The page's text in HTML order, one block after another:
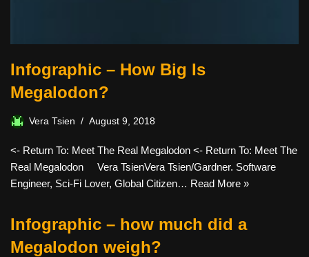
Infographic – How Big Is
Megalodon?
Vera Tsien August 9, 2018
<- Return To: Meet The Real Megalodon <- Return To: Meet The
Real Megalodon Vera TsienVera Tsien/Gardner. Software
Engineer, Sci-Fi Lover, Global Citizen… Read More »
Infographic – how much did a
Megalodon weigh?